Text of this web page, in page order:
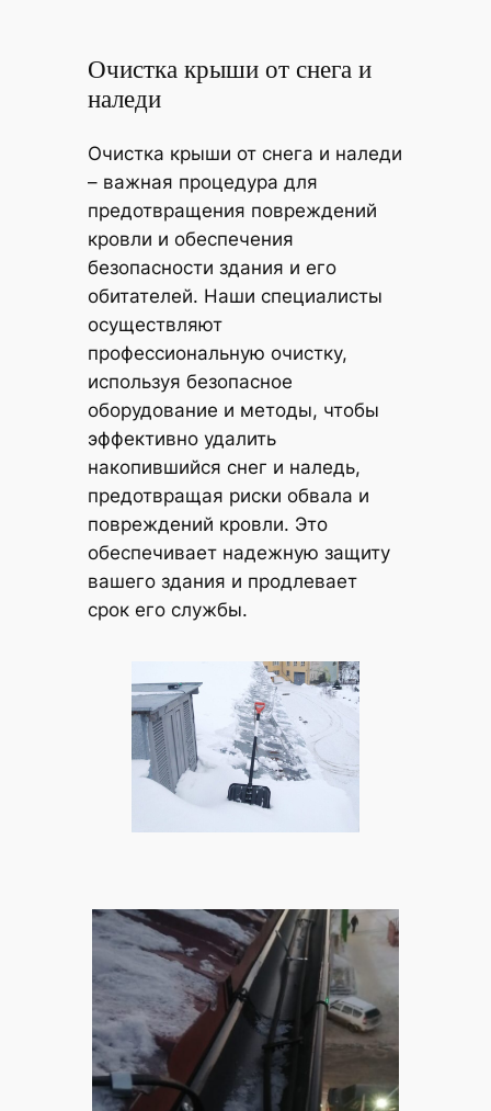
Очистка крыши от снега и
наледи
Очистка крыши от снега и наледи
– важная процедура для
предотвращения повреждений
кровли и обеспечения
безопасности здания и его
обитателей. Наши специалисты
осуществляют
профессиональную очистку,
используя безопасное
оборудование и методы, чтобы
эффективно удалить
накопившийся снег и наледь,
предотвращая риски обвала и
повреждений кровли. Это
обеспечивает надежную защиту
вашего здания и продлевает
срок его службы.